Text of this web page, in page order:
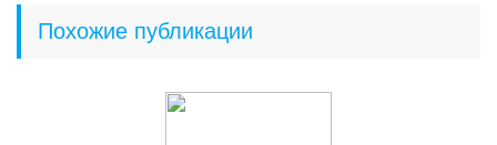
Похожие публикации